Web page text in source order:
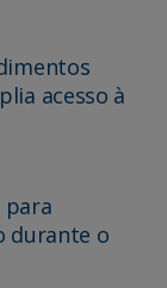
acesso à
para
durante o